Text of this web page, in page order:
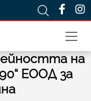
на
ЕООД за